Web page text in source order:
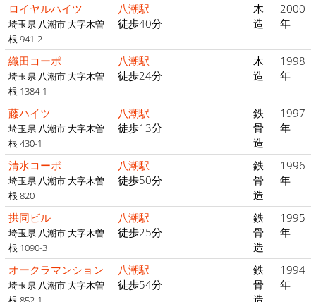
ロイヤルハイツ
埼玉県 八潮市 大字木曽
根 941-2
八潮駅
徒歩40分
木
造
2000
年
織田コーポ
埼玉県 八潮市 大字木曽
根 1384-1
八潮駅
徒歩24分
木
造
1998
年
藤ハイツ
埼玉県 八潮市 大字木曽
根 430-1
八潮駅
徒歩13分
鉄
骨
造
1997
年
清水コーポ
埼玉県 八潮市 大字木曽
根 820
八潮駅
徒歩50分
鉄
骨
造
1996
年
拱同ビル
埼玉県 八潮市 大字木曽
根 1090-3
八潮駅
徒歩25分
鉄
骨
造
1995
年
オークラマンション
埼玉県 八潮市 大字木曽
八潮駅
徒歩54分
鉄
骨
造
1994
年